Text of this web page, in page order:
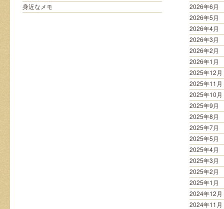
身近なメモ
2026年6月
2026年5月
2026年4月
2026年3月
2026年2月
2026年1月
2025年12月
2025年11月
2025年10月
2025年9月
2025年8月
2025年7月
2025年5月
2025年4月
2025年3月
2025年2月
2025年1月
2024年12月
2024年11月